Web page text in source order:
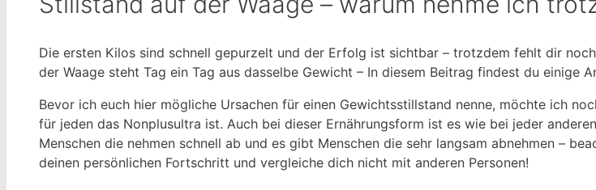
Die ersten Kilos sind schnell gepurzelt und der Erfolg ist sichtbar – trotzdem fehlt dir
der Waage steht Tag ein Tag aus dasselbe Gewicht – In diesem Beitrag findest du einige
Bevor ich euch hier mögliche Ursachen für einen Gewichtsstillstand nenne, möchte ich
für jeden das Nonplusultra ist. Auch bei dieser Ernährungsform ist es wie bei jeder
Menschen die nehmen schnell ab und es gibt Menschen die sehr langsam abnehmen –
deinen persönlichen Fortschritt und vergleiche dich nicht mit anderen Personen!